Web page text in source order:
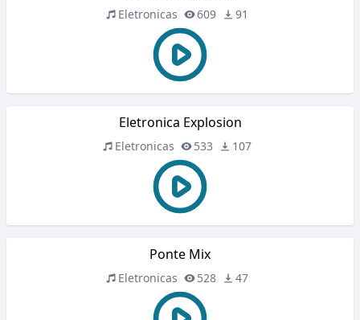
Eletronicas 609 91
Eletronica Explosion
Eletronicas 533 107
Ponte Mix
Eletronicas 528 47